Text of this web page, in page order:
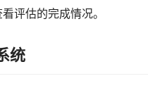
评估的完成情况。
统